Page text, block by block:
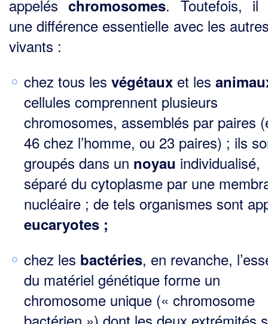
appeléschromosomes. Toutefois, il
une différence essentielle avec les
vivants :
chez tous les végétaux et les
cellules comprennent plusieurs
chromosomes, assemblés par paires
46 chez l’homme, ou 23 paires) ; ils
groupés dans un noyau individualisé,
séparé du cyto­plasme par une
nucléaire ; de tels organismes sont
eucaryotes ;
chez les bactéries, en revanche,
du matériel génétique forme un
chromosome unique (« chromosome